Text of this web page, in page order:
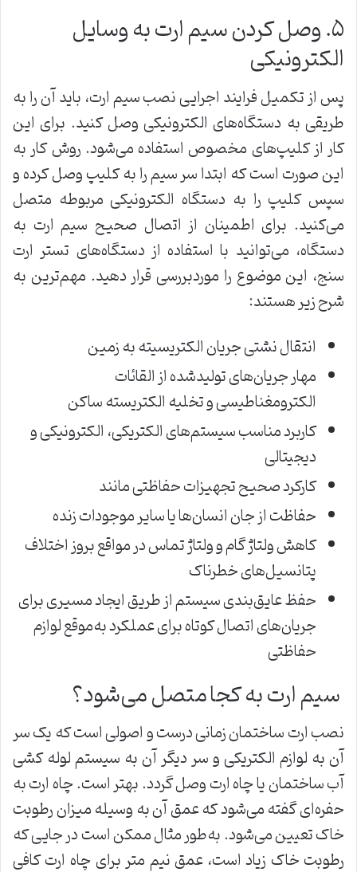
۵. وصل کردن سیم ارت به وسایل
الکترونیکی
پس از تکمیل فرایند اجرایی نصب سیم ارت، باید آن را به
طریقی به دستگاه‌های الکترونیکی وصل کنید. برای این
کار از کلیپ‌های مخصوص استفاده می‌شود. روش کار به
این صورت است که ابتدا سر سیم را به کلیپ وصل کرده و
سپس کلیپ را به دستگاه الکترونیکی مربوطه متصل
می‌کنید. برای اطمینان از اتصال صحیح سیم ارت به
دستگاه، می‌توانید با استفاده از دستگاه‌های تستر ارت
سنج، این موضوع را موردبررسی قرار دهید. مهم‌ترین به
شرح زیر هستند:
انتقال نشتی جریان الکتریسیته به زمین
مهار جریان‌های تولیدشده از القائات
الکترومغناطیسی و تخلیه الکتریسته ساکن
کاربرد مناسب سیستم‌های الکتریکی، الکترونیکی و
دیجیتالی
کارکرد صحیح تجهیزات حفاظتی مانند
حفاظت از جان انسان‌ها یا سایر موجودات زنده
کاهش ولتاژ گام و ولتاژ تماس در مواقع بروز اختلاف
پتانسیل‌های خطرناک
حفظ عایق‌بندی سیستم از طریق ایجاد مسیری برای
جریان‌های اتصال کوتاه برای عملکرد به‌موقع لوازم
حفاظتی
سیم ارت به کجا متصل می‌شود؟
نصب ارت ساختمان زمانی درست و اصولی است که یک سر
آن به لوازم الکتریکی و سر دیگر آن به سیستم لوله کشی
آب ساختمان یا چاه ارت وصل گردد. بهتر است. چاه ارت به
حفره‌ای گفته می‌شود که عمق آن به وسیله میزان رطوبت
خاک تعیین می‌شود. به‌طور مثال ممکن است در جایی که
رطوبت خاک زیاد است، عمق نیم متر برای چاه ارت کافی